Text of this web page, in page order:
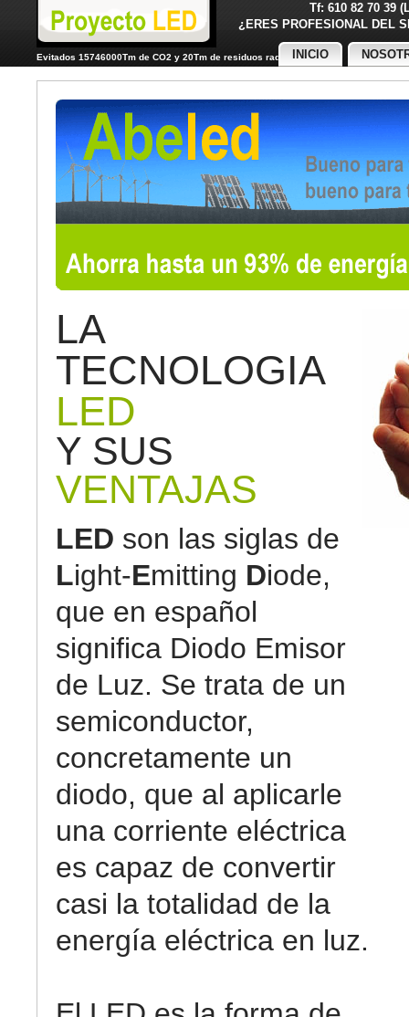
Tf: 610 82 70 39
¿ERES PROFESIONAL
Evitados 15746000Tm de CO2 y 20Tm de residuos radiactivos
INICIO
LA
TECNOLOGIA
LED
Y SUS
VENTAJAS
LED son las siglas de
Light-Emitting Diode,
que en español
significa Diodo Emisor
de Luz. Se trata de un
semiconductor,
concretamente un
diodo, que al aplicarle
una corriente eléctrica
es capaz de convertir
casi la totalidad de la
energía eléctrica en luz.